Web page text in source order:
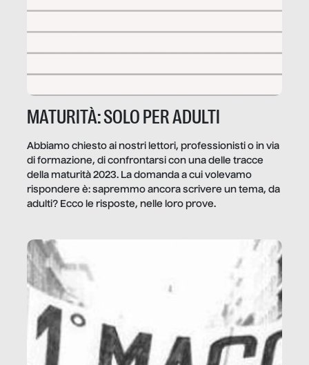
MATURITÀ: SOLO PER ADULTI
Abbiamo chiesto ai nostri lettori, professionisti o in via
di formazione, di confrontarsi con una delle tracce
della maturità 2023. La domanda a cui volevamo
rispondere è: sapremmo ancora scrivere un tema, da
adulti? Ecco le risposte, nelle loro prove.